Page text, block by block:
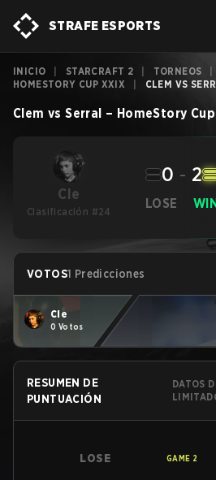
STRAFE ESPORTS
INICIO STARCRAFT 2 TORNEOS
HOMESTORY CUP XXIX
CLEM VS
Clem vs Serral – HomeStory
Cle
Clasificación #24
LOSE
0 - 2
VOTOS1 Predicciones
Cle
0 Votos
RESUMEN DE
PUNTUACIÓN
DATOS
LOSE GAME 2